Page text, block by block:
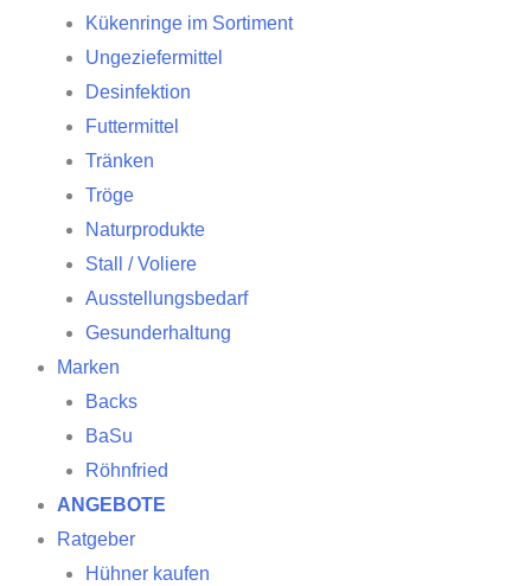
Kükenringe im Sortiment
Ungeziefermittel
Desinfektion
Futtermittel
Tränken
Tröge
Naturprodukte
Stall / Voliere
Ausstellungsbedarf
Gesunderhaltung
Marken
Backs
BaSu
Röhnfried
ANGEBOTE
Ratgeber
Hühner kaufen